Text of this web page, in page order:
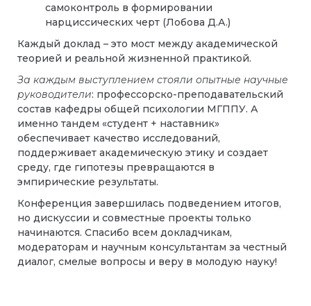
самоконтроль в формировании
нарциссических черт (Лобова Д.А.)
Каждый доклад – это мост между академической
теорией и реальной жизненной практикой.
За каждым выступлением стояли опытные научные
руководители: профессорско-преподавательский
состав кафедры общей психологии МГППУ. А
именно тандем «студент + наставник»
обеспечивает качество исследований,
поддерживает академическую этику и создает
среду, где гипотезы превращаются в
эмпирические результаты.
Конференция завершилась подведением итогов,
но дискуссии и совместные проекты только
начинаются. Спасибо всем докладчикам,
модераторам и научным консультантам за честный
диалог, смелые вопросы и веру в молодую науку!